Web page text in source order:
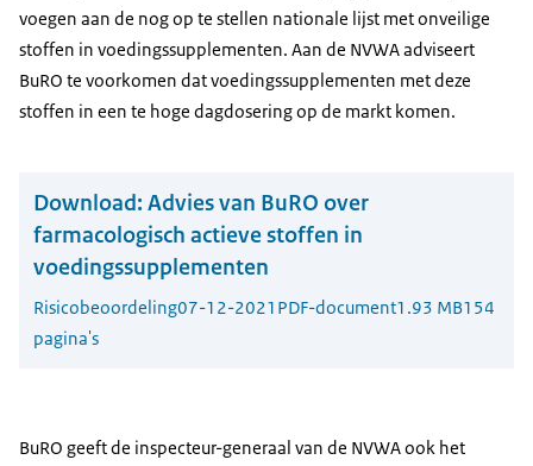
voegen aan de nog op te stellen nationale lijst met onveilige
stoffen in voedingssupplementen. Aan de NVWA adviseert
BuRO te voorkomen dat voedingssupplementen met deze
stoffen in een te hoge dagdosering op de markt komen.
Download: Advies van BuRO over
farmacologisch actieve stoffen in
voedingssupplementen
Risicobeoordeling07-12-2021 PDF-document1.93 MB154
pagina's
BuRO geeft de inspecteur-generaal van de NVWA ook het